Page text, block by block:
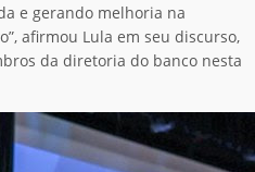
e gerando melhoria na
afirmou Lula em seu discurso,
da diretoria do banco nesta